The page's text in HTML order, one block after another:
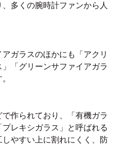
多くの腕時計ファンから人
ガラスのほかにも「アクリ
「グリーンサファイアガラ
作られており、「有機ガラ
レキシガラス」と呼ばれる
やすい上に割れにくく、防